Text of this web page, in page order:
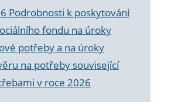
Podrobnosti k poskytování
fondu na úroky
potřeby a na úroky
na potřeby související
v roce 2026